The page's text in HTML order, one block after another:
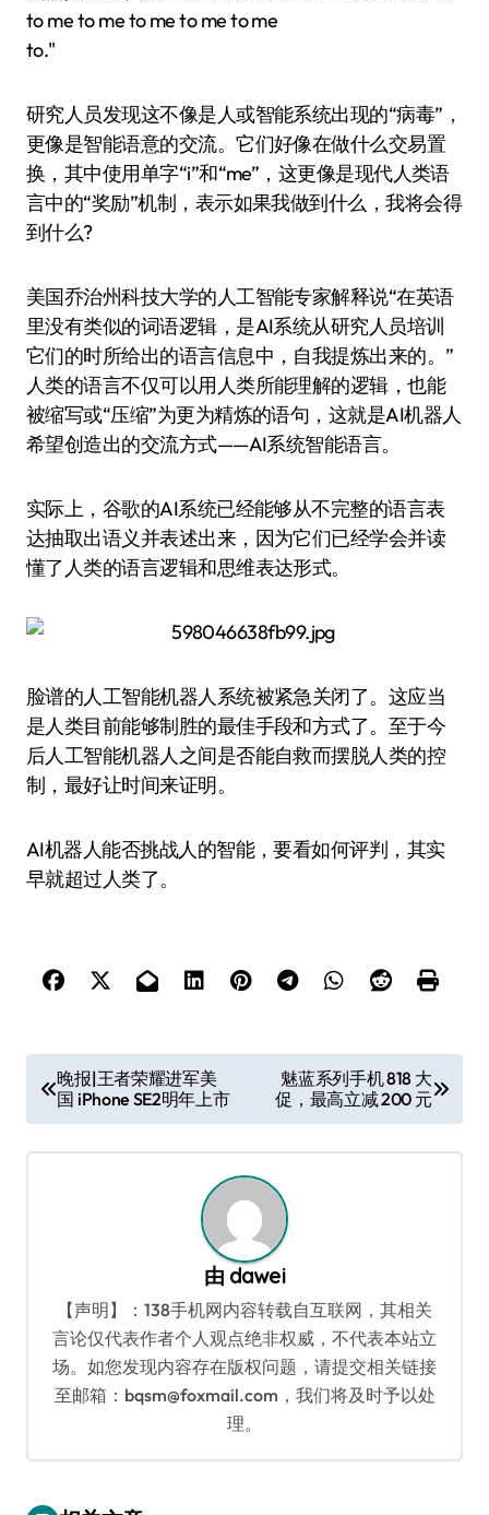
to me to me to me to me to me
to."
研究人员发现这不像是人或智能系统出现的“病毒”，
更像是智能语意的交流。它们好像在做什么交易置
换，其中使用单字“i”和“me”，这更像是现代人类语
言中的“奖励”机制，表示如果我做到什么，我将会得
到什么?
美国乔治州科技大学的人工智能专家解释说“在英语
里没有类似的词语逻辑，是AI系统从研究人员培训
它们的时所给出的语言信息中，自我提炼出来的。”
人类的语言不仅可以用人类所能理解的逻辑，也能
被缩写或“压缩”为更为精炼的语句，这就是AI机器人
希望创造出的交流方式——AI系统智能语言。
实际上，谷歌的AI系统已经能够从不完整的语言表
达抽取出语义并表述出来，因为它们已经学会并读
懂了人类的语言逻辑和思维表达形式。
脸谱的人工智能机器人系统被紧急关闭了。这应当
是人类目前能够制胜的最佳手段和方式了。至于今
后人工智能机器人之间是否能自救而摆脱人类的控
制，最好让时间来证明。
AI机器人能否挑战人的智能，要看如何评判，其实
早就超过人类了。
章
导
晚报|王者荣耀进军美
国 iPhone SE2明年上市
魅蓝系列手机 818 大
促，最高立减 200 元
由 dawei
【声明】：138手机网内容转载自互联网，其相关
言论仅代表作者个人观点绝非权威，不代表本站立
场。如您发现内容存在版权问题，请提交相关链接
至邮箱：bqsm@foxmail.com，我们将及时予以处
理。